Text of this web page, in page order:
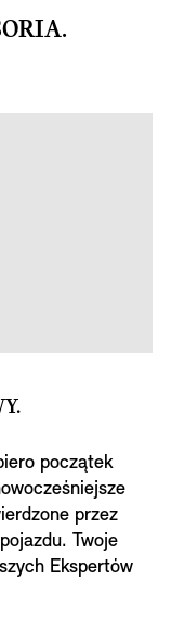
początek
przez
Twoje
Ekspertów